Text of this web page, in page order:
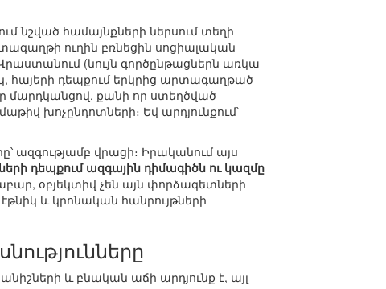
նշված համայնքների ներսում տեղի
ուղին բռնեցին սոցիալական
(նույն գործընթացներն առկա
հայերի դեպքում երկրից արտագաղթած
մարդկանցով, քանի որ ստեղծված
խոչընդոտների։ Եվ արդյունքում`
ազգությամբ վրացի։ Իրականում այս
դեպքում ազգային դիմագիծն ու կազմը
օբյեկտիվ չեն այն փորձագետների
և կրոնական հանրույթների
և բնական աճի արդյունք է, այլ